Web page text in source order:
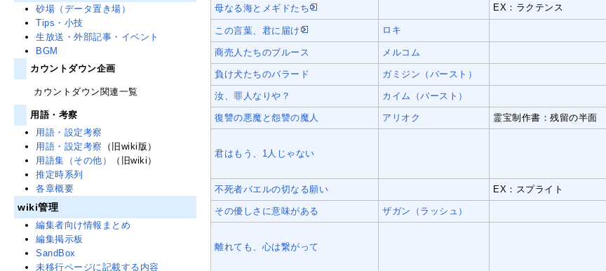
母なる海とメギドたち EX：ラクテンス
この言葉、君に届け ロキ
商売人たちのブルース メルコム
負け犬たちのバラード ガミジン（バースト）
汝、罪人なりや？ カイム（バースト）
復讐の悪魔と怨讐の魔人 アリオク 霊宝制作書：残留の半面
君はもう、1人じゃない
不死者バエルの切なる願い EX：スプライト
その優しさに意味がある ザガン（ラッシュ）
離れても、心は繋がって
砂場（データ置き場）
Tips・小技
生放送・外部記事・イベント
BGM
カウントダウン企画
カウントダウン関連一覧
用語・考察
用語・設定考察
用語・設定考察
（旧wiki版）
用語集（その他）
（旧wiki）
推定時系列
各章概要
wiki管理
編集者向け情報まとめ
編集掲示板
SandBox
未移行ページに記載する内容